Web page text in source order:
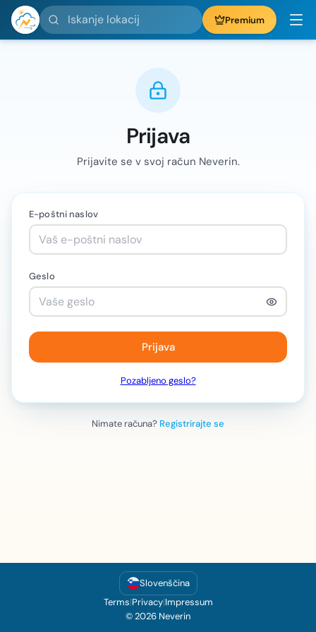
Iskanje lokacij Premium
Prijava
Prijavite se v svoj račun Neverin.
E-poštni naslov
Geslo
Prijava
Pozabljeno geslo?
Nimate računa? Registrirajte se
Slovenščina
Terms|Privacy|Impressum
© 2026 Neverin